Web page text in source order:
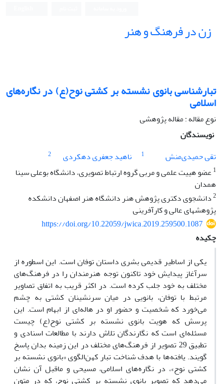
زن در فرهنگ و هنر
تبارشناسی بانوی نشسته بر کشتی نوح(ع) در نگاره‌های
اسلامی
نوع مقاله : مقاله پژوهشی
نویسندگان
تقی حمیدی‌منش
1 ناهید جعفری دهکردی
2
1 عضو هییت علمی و مربی گروه ارتباط تصویری، دانشگاه بوعلی سینا
همدان
2دانشجوی دکتری پژوهش هنر دانشگاه هنر اصفهان دانشکده
پژوهشهای عالی و کارآفرینی
https://doi.org/10.22059/jwica.2019.259500.1087
چکیده
یکی از اساطیر قدیمی بشری داستان توفان است. این اسطوره از
سرآغاز پیدایش خود تاکنون توجه هنرمندان را در فرهنگ‌های
مختلف به خود جلب کرده است. در اکثر قریب به اتفاق تصاویر
مرتبط با توفان، بانویی در میان سرنشینان کشتی به چشم
می‌خورد که شخصیت و حضور او در هاله‌ای از ابهام است. این
پرسش که هویت بانوی نشسته بر کشتی نوح(ع) چیست
مسئله‌ای است که نگارندگان تلاش دارند با مطالعات اسنادی و
تطبیق 29 تصویر از فرهنگ‌های مختلف در این زمینه بدان پاسخ
گویند. یافته‌ها با هدف شناخت تبار کهن‌الگوی «بانوی نشسته بر
کشتی نوح»، در نگاره‌های اسلامی، مسیحی و ماقبل آن نشان
می‌دهد که تصویر بانوی نشسته بر کشتی نوح، که در متون